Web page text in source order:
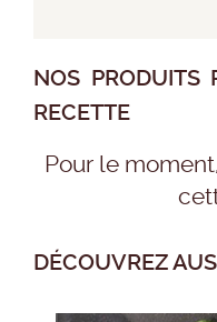
NOS PRODUITS
RECETTE
Pour le
DÉCOUVREZ